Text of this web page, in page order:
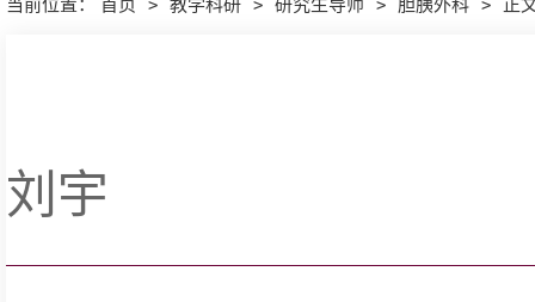
当前位置： 首页 > 教学科研 > 研究生导师 > 胆胰外科 > 正
刘宇